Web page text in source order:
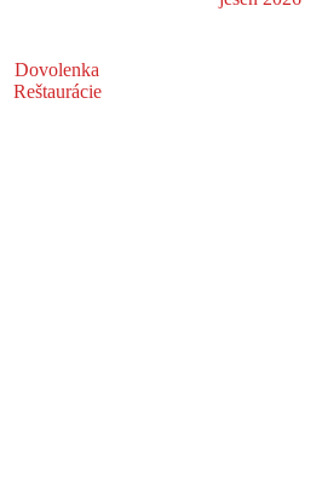
Dovolenka
Reštaurácie